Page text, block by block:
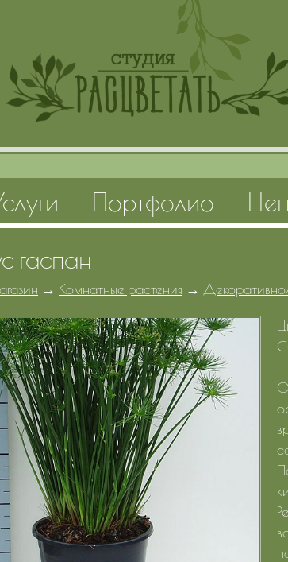
гаспан
→ Комнатные растения →
Портфолио